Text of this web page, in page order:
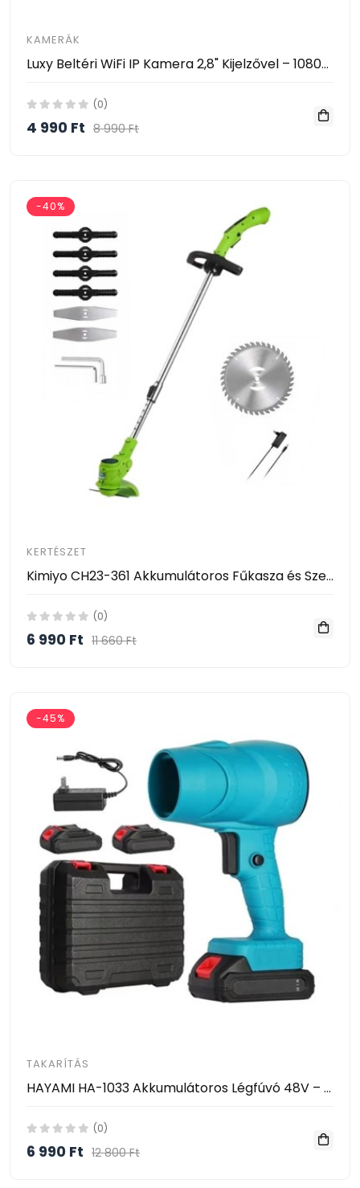
KAMERÁK
Luxy Beltéri WiFi IP Kamera 2,8" Kijelzővel – 1080P, AI Mozgásérzékelés, 360° Forgatható- Video Calling Smart Camera
(0)
4 990 Ft 8 990 Ft
-40%
KERTÉSZET
Kimiyo CH23-361 Akkumulátoros Fűkasza és Szegélynyíró 24V – 2 Akkumulátorral
(0)
6 990 Ft 11 660 Ft
-45%
TAKARÍTÁS
HAYAMI HA-1033 Akkumulátoros Légfúvó 48V – Vezeték Nélküli Tisztító Ventilátor 2 Akkumulátorral
(0)
6 990 Ft 12 800 Ft